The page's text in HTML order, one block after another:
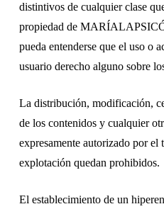
distintivos de cualquier clase
propiedad de
pueda entenderse que el uso o
usuario derecho alguno sobre
La distribución, modificación,
de los contenidos y cualquier
expresamente autorizado por el
explotación quedan prohibidos.
El establecimiento de un